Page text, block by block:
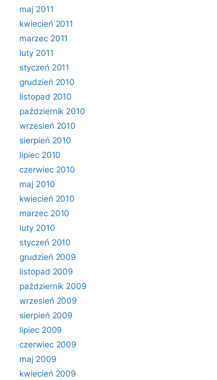
maj 2011
kwiecień 2011
marzec 2011
luty 2011
styczeń 2011
grudzień 2010
listopad 2010
październik 2010
wrzesień 2010
sierpień 2010
lipiec 2010
czerwiec 2010
maj 2010
kwiecień 2010
marzec 2010
luty 2010
styczeń 2010
grudzień 2009
listopad 2009
październik 2009
wrzesień 2009
sierpień 2009
lipiec 2009
czerwiec 2009
maj 2009
kwiecień 2009